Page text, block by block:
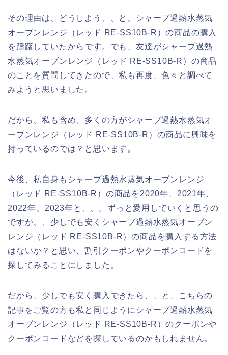
その理由は、どうしよう、、と、シャープ過熱水蒸気
オーブンレンジ（レッド RE-SS10B-R）の商品の購入
を躊躇していたからです。でも、友達がシャープ過熱
水蒸気オーブンレンジ（レッド RE-SS10B-R）の商品
のことを質問してきたので、私も再度、色々と調べて
みようと思いました。
だから、私も含め、多くの方がシャープ過熱水蒸気オ
ーブンレンジ（レッド RE-SS10B-R）の商品に興味を
持っているのでは？と思います。
今後、私自身もシャープ過熱水蒸気オーブンレンジ
（レッド RE-SS10B-R）の商品を2020年、2021年、
2022年、2023年と、、。ずっと愛用していくと思うの
ですが、、少しでも安くシャープ過熱水蒸気オーブン
レンジ（レッド RE-SS10B-R）の商品を購入する方法
はないか？と思い、割引クーポンやクーポンコードを
探してみることにしました。
だから、少しでも安く購入できたら、、と、こちらの
記事をご覧の方も私と同じようにシャープ過熱水蒸気
オーブンレンジ（レッド RE-SS10B-R）のクーポンや
クーポンコードなどを探しているのかもしれません。